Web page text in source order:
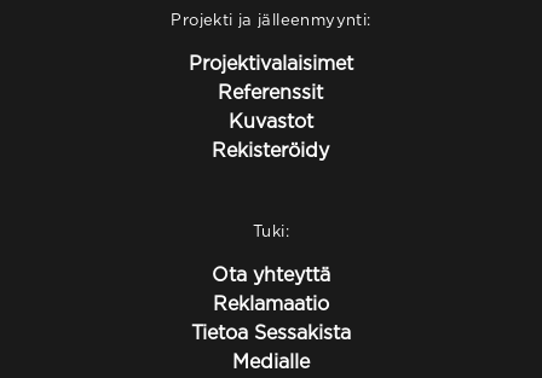
Projekti ja jälleenmyynti:
Projektivalaisimet
Referenssit
Kuvastot
Rekisteröidy
Tuki:
Ota yhteyttä
Reklamaatio
Tietoa Sessakista
Medialle